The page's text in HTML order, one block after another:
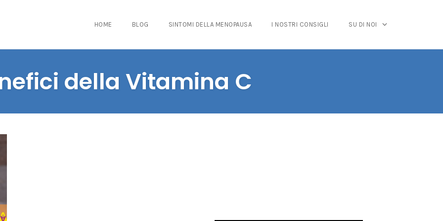
HOME BLOG SINTOMI DELLA MENOPAUSA I NOSTRI CONSIGLI SU DI NOI
della Vitamina C